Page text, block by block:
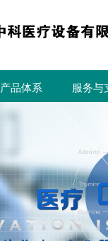
产品体系 服务与